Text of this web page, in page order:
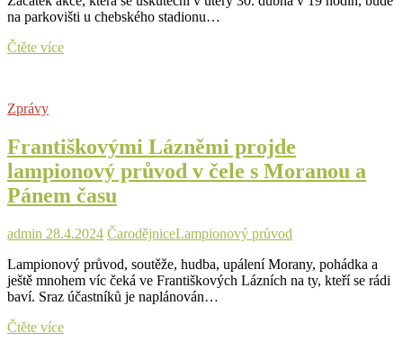
na parkovišti u chebského stadionu…
Čtěte víceChebský
s
mažoretkami
Zprávy
Františkovými Lázněmi projde
lampionový průvod v čele s Moranou a
Pánem času
admin 28.4.2024 ČarodějniceLampionový průvod
Lampionový průvod, soutěže, hudba, upálení Morany, pohádka a
ještě mnohem víc čeká ve Františkových Lázních na ty, kteří se rádi
baví. Sraz účastníků je naplánován…
Čtěte víceFrantiškovými